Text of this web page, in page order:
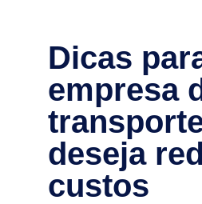
Dicas
empresa
deseja
custos